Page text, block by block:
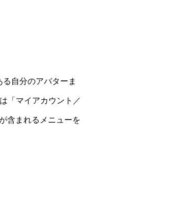
自分のアバターま
「マイアカウント／
含まれるメニューを